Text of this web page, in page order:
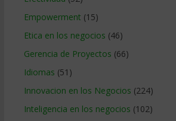
Empowerment (15)
Etica en los negocios (46)
Gerencia de Proyectos (66)
Idiomas (51)
Innovacion en los Negocios (224)
Inteligencia en los negocios (102)